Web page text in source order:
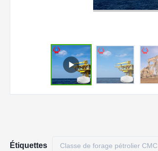
Étiquettes Classe de forage pétrolier CMC